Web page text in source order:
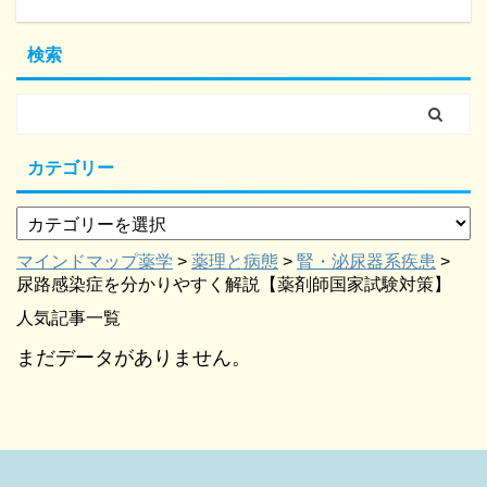
検索
カテゴリー
マインドマップ薬学 > 薬理と病態 > 腎・泌尿器系疾患 >
尿路感染症を分かりやすく解説【薬剤師国家試験対策】
人気記事一覧
まだデータがありません。